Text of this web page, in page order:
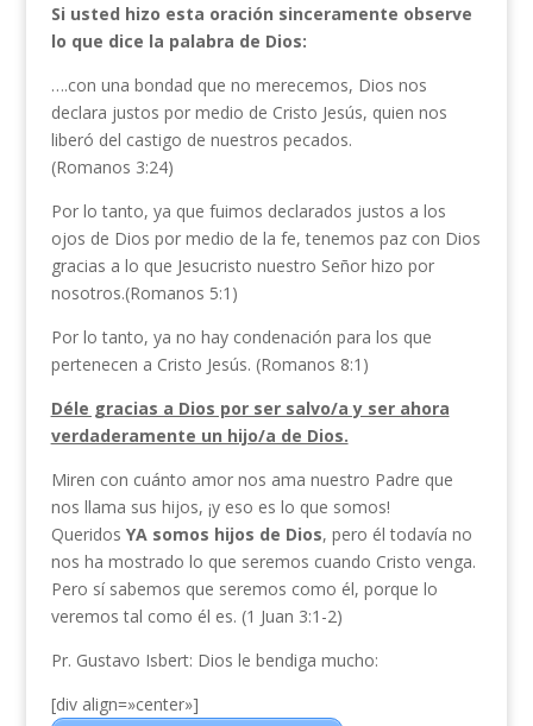
Si usted hizo esta oración sinceramente observe
lo que dice la palabra de Dios:
….con una bondad que no merecemos, Dios nos
declara justos por medio de Cristo Jesús, quien nos
liberó del castigo de nuestros pecados.
(Romanos 3:24)
Por lo tanto, ya que fuimos declarados justos a los
ojos de Dios por medio de la fe, tenemos paz con Dios
gracias a lo que Jesucristo nuestro Señor hizo por
nosotros.(Romanos 5:1)
Por lo tanto, ya no hay condenación para los que
pertenecen a Cristo Jesús. (Romanos 8:1)
Déle gracias a Dios por ser salvo/a y ser ahora
verdaderamente un hijo/a de Dios.
Miren con cuánto amor nos ama nuestro Padre que
nos llama sus hijos, ¡y eso es lo que somos!
Queridos YA somos hijos de Dios, pero él todavía no
nos ha mostrado lo que seremos cuando Cristo venga.
Pero sí sabemos que seremos como él, porque lo
veremos tal como él es. (1 Juan 3:1-2)
Pr. Gustavo Isbert: Dios le bendiga mucho:
[div align=»center»]